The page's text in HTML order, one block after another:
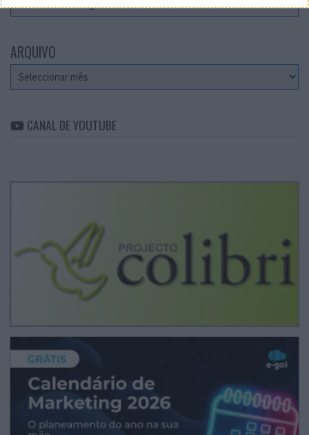
ARQUIVO
Arquivo
CANAL DE YOUTUBE